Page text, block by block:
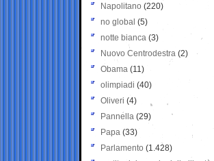
Napolitano (220)
no global (5)
notte bianca (3)
Nuovo Centrodestra (2)
Obama (11)
olimpiadi (40)
Oliveri (4)
Pannella (29)
Papa (33)
Parlamento (1.428)